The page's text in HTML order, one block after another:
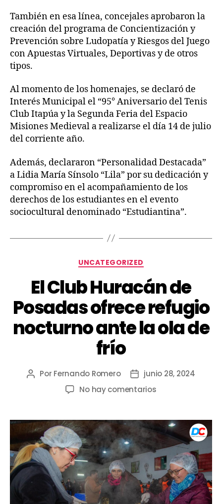
También en esa línea, concejales aprobaron la
creación del programa de Concientización y
Prevención sobre Ludopatía y Riesgos del Juego
con Apuestas Virtuales, Deportivas y de otros
tipos.
Al momento de los homenajes, se declaró de
Interés Municipal el “95° Aniversario del Tenis
Club Itapúa y la Segunda Feria del Espacio
Misiones Medieval a realizarse el día 14 de julio
del corriente año.
Además, declararon “Personalidad Destacada”
a Lidia María Sínsolo “Lila” por su dedicación y
compromiso en el acompañamiento de los
derechos de los estudiantes en el evento
sociocultural denominado “Estudiantina”.
UNCATEGORIZED
El Club Huracán de
Posadas ofrece refugio
nocturno ante la ola de
frío
Por Fernando Romero
junio 28, 2024
No hay comentarios